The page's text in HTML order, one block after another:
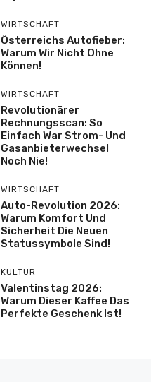
WIRTSCHAFT
Österreichs Autofieber:
Warum Wir Nicht Ohne
Können!
WIRTSCHAFT
Revolutionärer
Rechnungsscan: So
Einfach War Strom- Und
Gasanbieterwechsel
Noch Nie!
WIRTSCHAFT
Auto-Revolution 2026:
Warum Komfort Und
Sicherheit Die Neuen
Statussymbole Sind!
KULTUR
Valentinstag 2026:
Warum Dieser Kaffee Das
Perfekte Geschenk Ist!